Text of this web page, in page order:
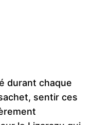
durant chaque
sentir ces